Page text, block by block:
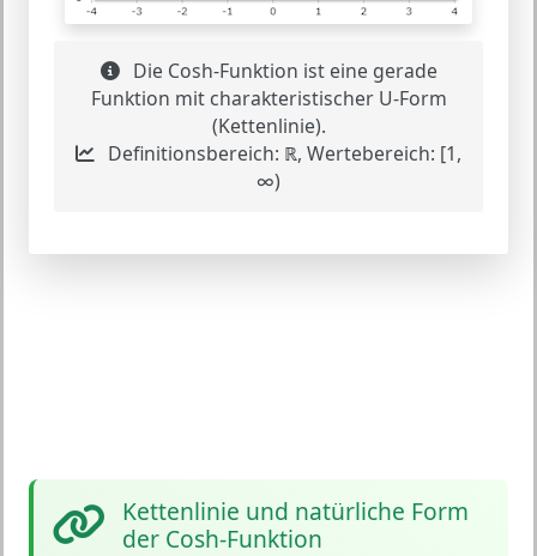
Die Cosh-Funktion ist eine gerade
Funktion mit charakteristischer U-Form
(Kettenlinie).
Definitionsbereich: ℝ, Wertebereich: [1,
∞)
Kettenlinie und natürliche Form
der Cosh-Funktion